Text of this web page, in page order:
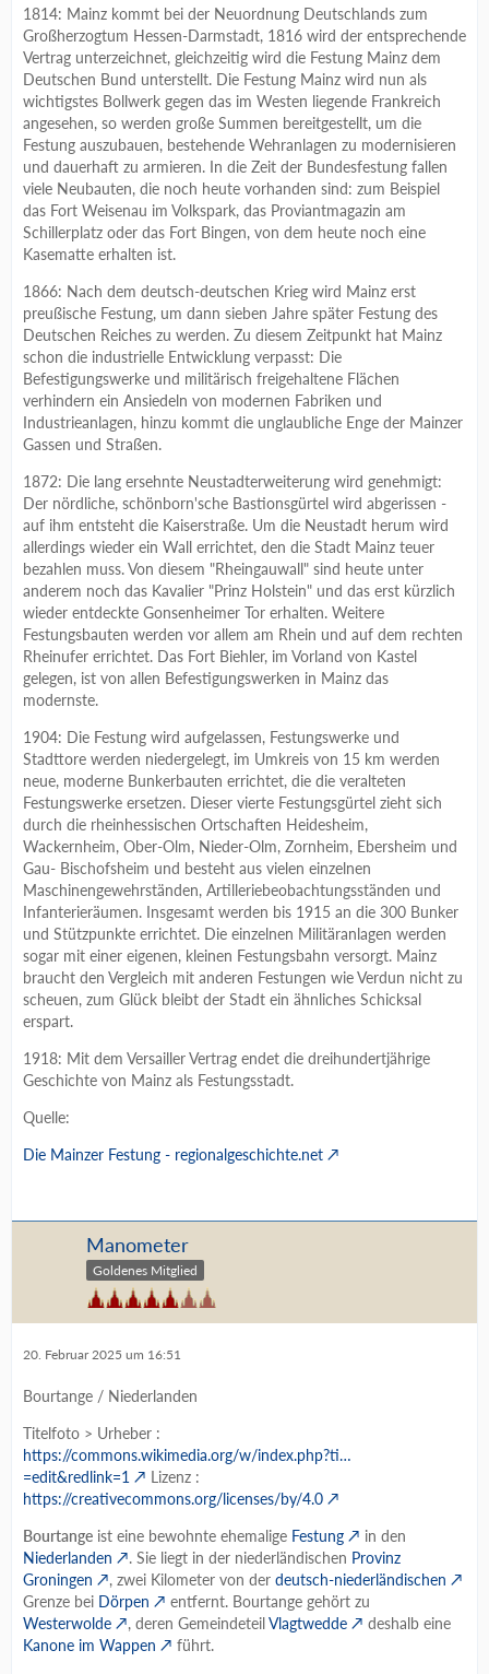
1814: Mainz kommt bei der Neuordnung Deutschlands zum
Großherzogtum Hessen-Darmstadt, 1816 wird der entsprechende
Vertrag unterzeichnet, gleichzeitig wird die Festung Mainz dem
Deutschen Bund unterstellt. Die Festung Mainz wird nun als
wichtigstes Bollwerk gegen das im Westen liegende Frankreich
angesehen, so werden große Summen bereitgestellt, um die
Festung auszubauen, bestehende Wehranlagen zu modernisieren
und dauerhaft zu armieren. In die Zeit der Bundesfestung fallen
viele Neubauten, die noch heute vorhanden sind: zum Beispiel
das Fort Weisenau im Volkspark, das Proviantmagazin am
Schillerplatz oder das Fort Bingen, von dem heute noch eine
Kasematte erhalten ist.
1866: Nach dem deutsch-deutschen Krieg wird Mainz erst
preußische Festung, um dann sieben Jahre später Festung des
Deutschen Reiches zu werden. Zu diesem Zeitpunkt hat Mainz
schon die industrielle Entwicklung verpasst: Die
Befestigungswerke und militärisch freigehaltene Flächen
verhindern ein Ansiedeln von modernen Fabriken und
Industrieanlagen, hinzu kommt die unglaubliche Enge der Mainzer
Gassen und Straßen.
1872: Die lang ersehnte Neustadterweiterung wird genehmigt:
Der nördliche, schönborn'sche Bastionsgürtel wird abgerissen -
auf ihm entsteht die Kaiserstraße. Um die Neustadt herum wird
allerdings wieder ein Wall errichtet, den die Stadt Mainz teuer
bezahlen muss. Von diesem "Rheingauwall" sind heute unter
anderem noch das Kavalier "Prinz Holstein" und das erst kürzlich
wieder entdeckte Gonsenheimer Tor erhalten. Weitere
Festungsbauten werden vor allem am Rhein und auf dem rechten
Rheinufer errichtet. Das Fort Biehler, im Vorland von Kastel
gelegen, ist von allen Befestigungswerken in Mainz das
modernste.
1904: Die Festung wird aufgelassen, Festungswerke und
Stadttore werden niedergelegt, im Umkreis von 15 km werden
neue, moderne Bunkerbauten errichtet, die die veralteten
Festungswerke ersetzen. Dieser vierte Festungsgürtel zieht sich
durch die rheinhessischen Ortschaften Heidesheim,
Wackernheim, Ober-Olm, Nieder-Olm, Zornheim, Ebersheim und
Gau- Bischofsheim und besteht aus vielen einzelnen
Maschinengewehrständen, Artilleriebeobachtungsständen und
Infanterieräumen. Insgesamt werden bis 1915 an die 300 Bunker
und Stützpunkte errichtet. Die einzelnen Militäranlagen werden
sogar mit einer eigenen, kleinen Festungsbahn versorgt. Mainz
braucht den Vergleich mit anderen Festungen wie Verdun nicht zu
scheuen, zum Glück bleibt der Stadt ein ähnliches Schicksal
erspart.
1918: Mit dem Versailler Vertrag endet die dreihundertjährige
Geschichte von Mainz als Festungsstadt.
Quelle:
Die Mainzer Festung - regionalgeschichte.net
Manometer
Goldenes Mitglied
20. Februar 2025 um 16:51
Bourtange / Niederlanden
Titelfoto > Urheber :
https://commons.wikimedia.org/w/index.php?ti…
=edit&redlink=1
Lizenz :
https://creativecommons.org/licenses/by/4.0
Bourtange ist eine bewohnte ehemalige Festung
in den
Niederlanden
. Sie liegt in der niederländischen Provinz
Groningen
, zwei Kilometer von der deutsch-niederländischen
Grenze bei Dörpen
entfernt. Bourtange gehört zu
Westerwolde
, deren GemeindeteilVlagtwedde
deshalb eine
Kanone im Wappen
führt.